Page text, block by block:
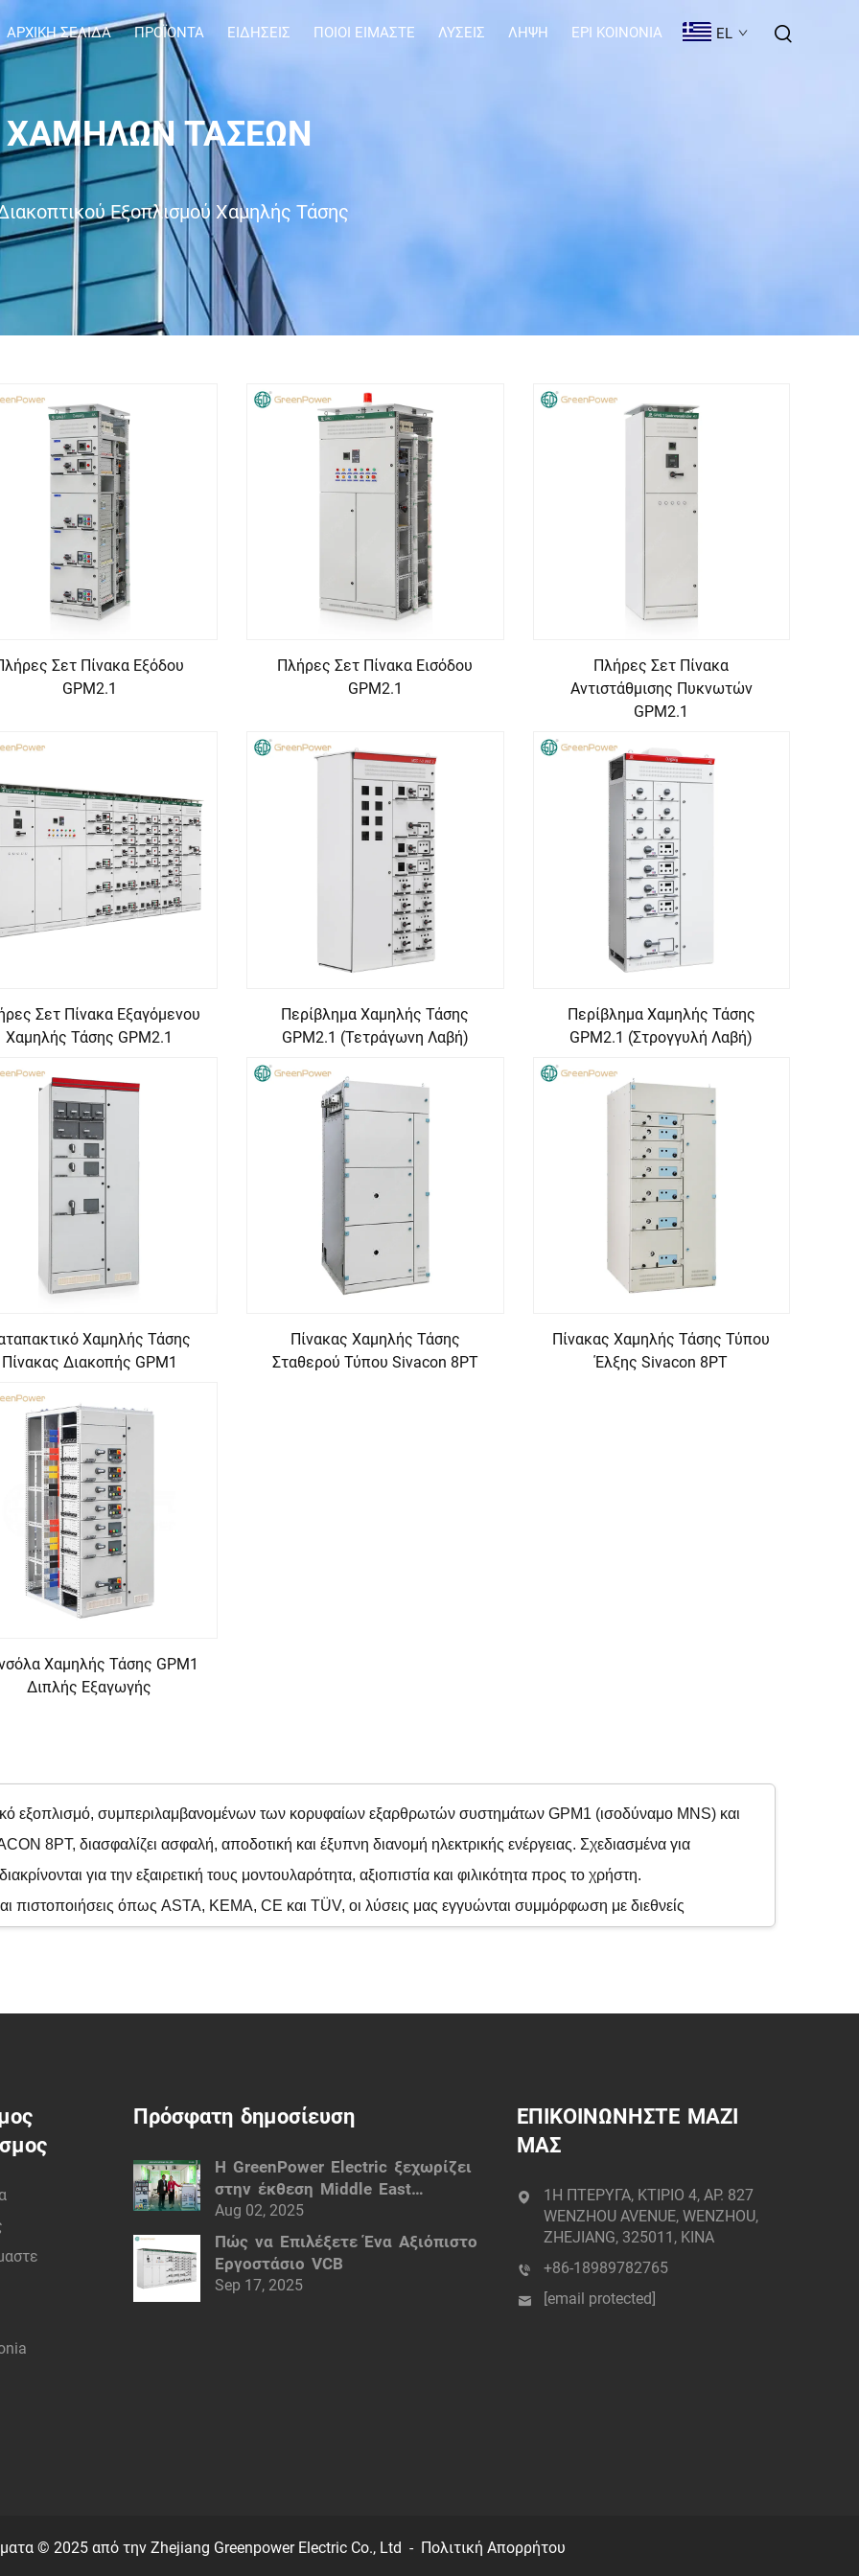
ΑΡΧΙΚΉ ΣΕΛΊΔΑ ΠΡΟΪΌΝΤΑ ΕΙΔΉΣΕΙΣ ΠΟΙΟΙ ΕΊΜΑΣΤΕ ΛΎΣΕΙΣ ΛΉΨΗ EPI KOINONIA EL
ΧΑΜΗΛΏΝ ΤΆΣΕΩΝ
Εξοπλισμού Χαμηλής Τάσης
Σετ Πίνακα Εξόδου
GPM2.1
Πλήρες Σετ Πίνακα Εισόδου
GPM2.1
Πλήρες Σετ Πίνακα
Αντιστάθμισης Πυκνωτών
GPM2.1
Σετ Πίνακα Εξαγόμενου
Χαμηλής Τάσης GPM2.1
Περίβλημα Χαμηλής Τάσης
GPM2.1 (Τετράγωνη Λαβή)
Περίβλημα Χαμηλής Τάσης
GPM2.1 (Στρογγυλή Λαβή)
Χαμηλής Τάσης
Πίνακας Διακοπής GPM1
Πίνακας Χαμηλής Τάσης
Σταθερού Τύπου Sivacon 8PT
Πίνακας Χαμηλής Τάσης Τύπου
Έλξης Sivacon 8PT
Χαμηλής Τάσης GPM1
Διπλής Εξαγωγής
εξοπλισμό, συμπεριλαμβανομένων των κορυφαίων εξαρθρωτών συστημάτων GPM1 (ισοδύναμο MNS) και
8PT, διασφαλίζει ασφαλή, αποδοτική και έξυπνη διανομή ηλεκτρικής ενέργειας. Σχεδιασμένα για
για την εξαιρετική τους μοντουλαρότητα, αξιοπιστία και φιλικότητα προς το χρήστη.
πιστοποιήσεις όπως ASTA, KEMA, CE και TÜV, οι λύσεις μας εγγυώνται συμμόρφωση με διεθνείς
Πρόσφατη δημοσίευση
Η GreenPower Electric ξεχωρίζει
στην έκθεση Middle East
Electricity (MEE) του Ντούμπαϊ:
Έξυπνες ηλεκτρικές λύσεις
Aug 02, 2025
Πώς να Επιλέξετε Ένα Αξιόπιστο
Εργοστάσιο VCB
Sep 17, 2025
ΕΠΙΚΟΙΝΩΝΗΣΤΕ ΜΑΖΙ
ΜΑΣ
1Η ΠΤΕΡΥΓΑ, ΚΤΙΡΙΟ 4, ΑΡ. 827
WENZHOU AVENUE, WENZHOU,
ZHEJIANG, 325011, ΚΙΝΑ
+86-18989782765
[email protected]
© 2025 από την Zhejiang Greenpower Electric Co., Ltd - Πολιτική Απορρήτου